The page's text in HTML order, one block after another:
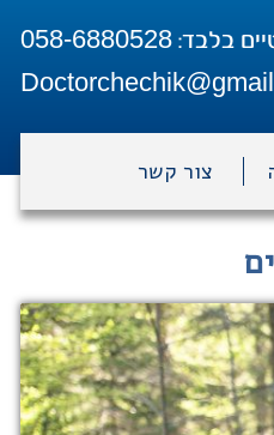
בלבד: 058-6880528
צור קשר